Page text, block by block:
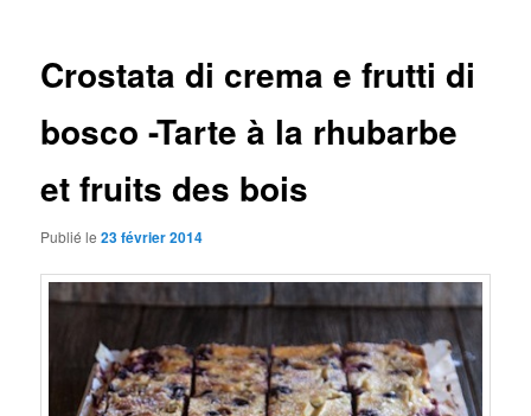
Crostata di crema e frutti di
bosco -Tarte à la rhubarbe
et fruits des bois
Publié le23 février 2014